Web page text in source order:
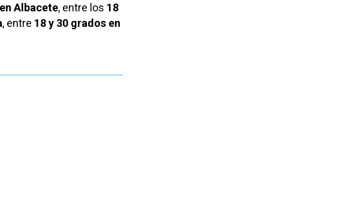
Albacete, entre los 18
, entre 18 y 30 grados en